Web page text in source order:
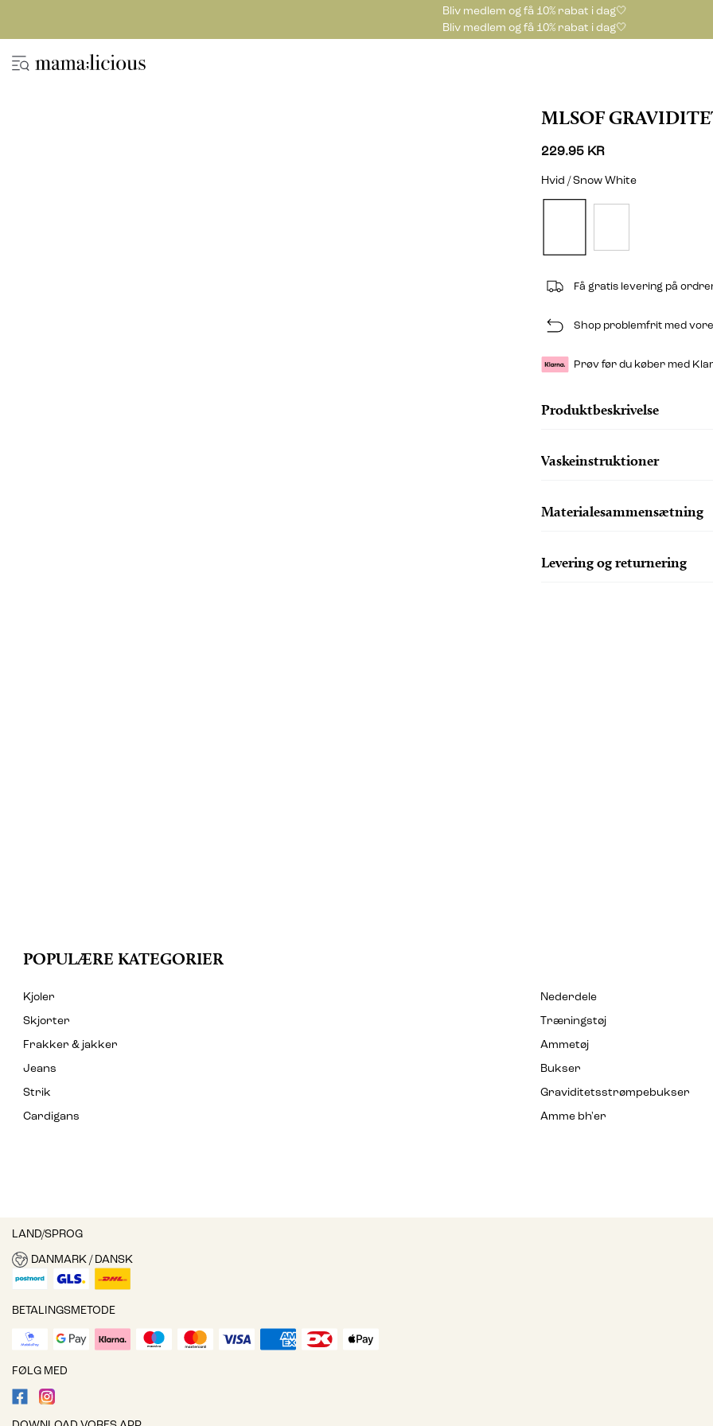
Bliv medlem og få 10% rabat i dag🤍
Bliv medlem og få 10% rabat i dag🤍
MLSOF
229.95 KR
Hvid / Snow White
Få gratis levering på
Shop problemfrit med
Prøv før du køber med
Produktbeskrivelse
Vaskeinstruktioner
Materialesammensætning
Levering og returnering
POPULÆRE KATEGORIER
Kjoler
Nederdele
Skjorter
Træningstøj
Frakker & jakker
Ammetøj
Jeans
Bukser
Strik
Graviditetsstrømpebukser
Cardigans
Amme bh'er
LAND/SPROG
DANMARK / DANSK
BETALINGSMETODE
FØLG MED